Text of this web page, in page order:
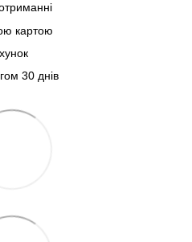
картою
30 днів